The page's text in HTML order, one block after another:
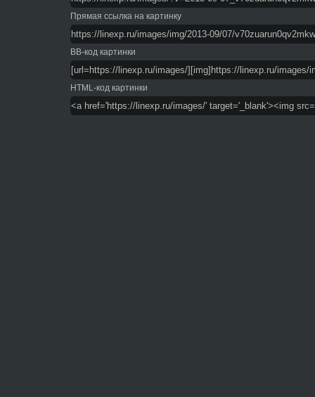
Прямая ссылка на картинку
BB-код картинки
HTML-код картинки